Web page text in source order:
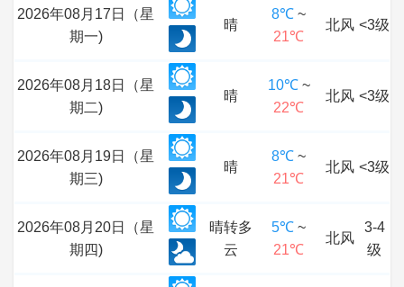
2026年08月17日（星
期一)
晴
8℃ ~
21℃
北风 <3级
2026年08月18日（星
期二)
晴
10℃~
22℃
北风 <3级
2026年08月19日（星
期三)
晴
8℃ ~
21℃
北风 <3级
2026年08月20日（星
期四)
晴转多
云
5℃ ~
21℃
北风
3-4
级